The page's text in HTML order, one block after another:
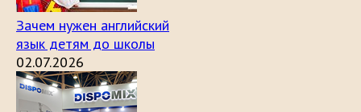
Зачем нужен английский
язык детям до школы
02.07.2026